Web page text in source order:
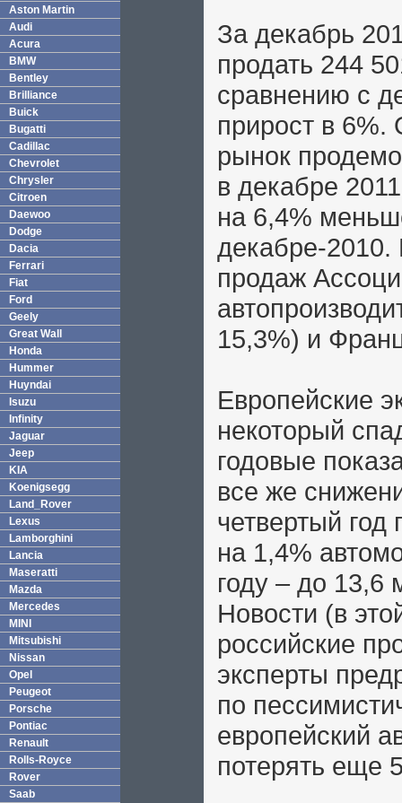
Aston Martin
Audi
Acura
BMW
Bentley
Brilliance
Buick
Bugatti
Cadillac
Chevrolet
Chrysler
Citroen
Daewoo
Dodge
Dacia
Ferrari
Fiat
Ford
Geely
Great Wall
Honda
Hummer
Huyndai
Isuzu
Infinity
Jaguar
Jeep
KIA
Koenigsegg
Land_Rover
Lexus
Lamborghini
Lancia
Maseratti
Mazda
Mercedes
MINI
Mitsubishi
Nissan
Opel
Peugeot
Porsche
Pontiac
Renault
Rolls-Royce
Rover
Saab
За декабрь
продать 244
сравнению с
прирост в 6%.
рынок
в декабре
на 6,4%
декабре-
продаж
15,3%) и
Европейские
некоторый
годовые
все же
четвертый год
на 1,4%
году – до
Новости (в
российские
эксперты
по
европейский
потерять еще